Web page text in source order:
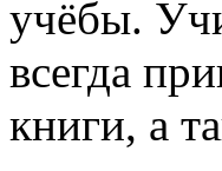
учёбы.
всегда
книги, а